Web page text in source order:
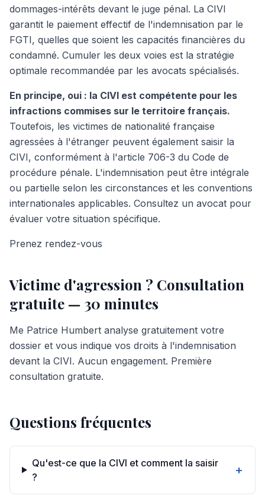
dommages-intérêts devant le juge pénal. La CIVI
garantit le paiement effectif de l'indemnisation par le
FGTI, quelles que soient les capacités financières du
condamné. Cumuler les deux voies est la stratégie
optimale recommandée par les avocats spécialisés.
En principe, oui : la CIVI est compétente pour les
infractions commises sur le territoire français.
Toutefois, les victimes de nationalité française
agressées à l'étranger peuvent également saisir la
CIVI, conformément à l'article 706-3 du Code de
procédure pénale. L'indemnisation peut être intégrale
ou partielle selon les circonstances et les conventions
internationales applicables. Consultez un avocat pour
évaluer votre situation spécifique.
Prenez rendez-vous
Victime d'agression ? Consultation
gratuite — 30 minutes
Me Patrice Humbert analyse gratuitement votre
dossier et vous indique vos droits à l'indemnisation
devant la CIVI. Aucun engagement. Première
consultation gratuite.
Questions fréquentes
Qu'est-ce que la CIVI et comment la saisir
?
+